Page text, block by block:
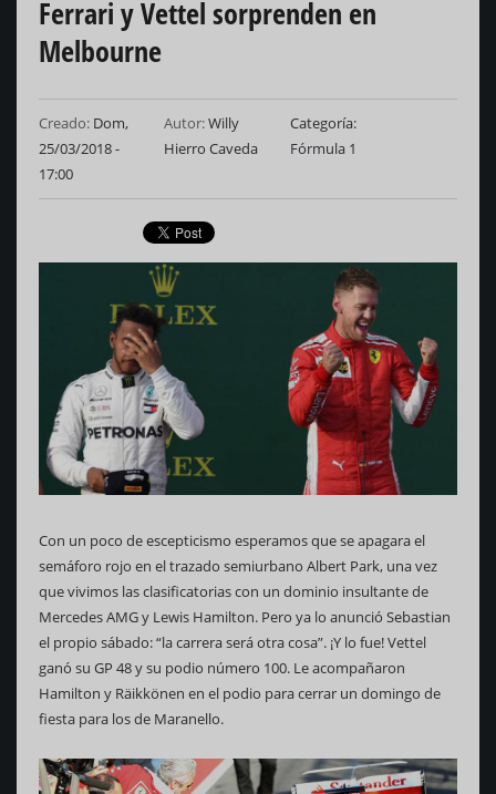
Ferrari y Vettel sorprenden en
Melbourne
Creado: Dom,
25/03/2018 -
17:00
Autor:Willy
Hierro Caveda
Categoría
Fórmula 1
Con un poco de escepticismo esperamos que se apagara el
semáforo rojo en el trazado semiurbano Albert Park, una vez
que vivimos las clasificatorias con un dominio insultante de
Mercedes AMG y Lewis Hamilton. Pero ya lo anunció Sebastian
el propio sábado: “la carrera será otra cosa”. ¡Y lo fue! Vettel
ganó su GP 48 y su podio número 100. Le acompañaron
Hamilton y Räikkönen en el podio para cerrar un domingo de
fiesta para los de Maranello.